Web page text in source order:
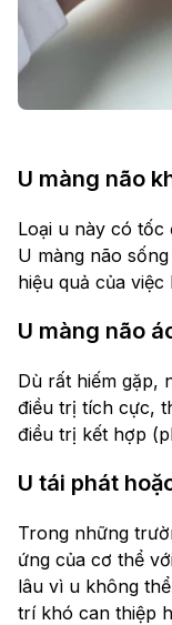
U màng não
Loại u này có
U màng não
hiệu quả của
U màng não
Dù rất hiếm gặp,
điều trị tích cực,
điều trị kết hợp
U tái phát
Trong những
ứng của cơ thể
lâu vì u không
trí khó can thiệp